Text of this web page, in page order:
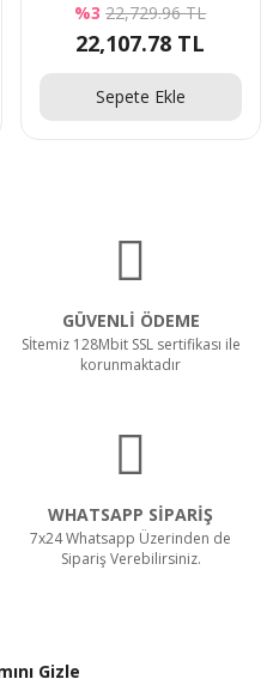
%3 22,729.96 TL
22,107.78 TL
Sepete Ekle
GÜVENLİ ÖDEME
Sİtemiz 128Mbit SSL sertifikası ile
korunmaktadır
WHATSAPP SİPARİŞ
7x24 Whatsapp Üzerinden de
Sipariş Verebilirsiniz.
Gizle